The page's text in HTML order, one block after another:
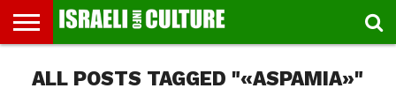
МУЗЕИ
СТРАНА
ФЕСТИВАЛЕЙ
ТЕАТР
КНИГИ.
ТЕКСТЫ
МУЗЫКА
РЕЛИГИЯ/
ИСТОРИЯ
ДВИЖЕНИЕ
ДЕТИ
ВЫХОДНОГО
МАРШРУТЫ
ПРОГУЛЬЩИКА
ВИДЕО-
РЕЧИ
ВПЕЧАТЛЕНИЯ
ВСТРЕЧИ
И
ИНТЕРВЬЮ
КИНО
TEL
AVIV
ALL POSTS TAGGED "«ASPAMIA»"